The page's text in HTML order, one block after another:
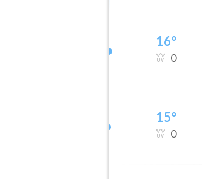
16°
0
15°
0